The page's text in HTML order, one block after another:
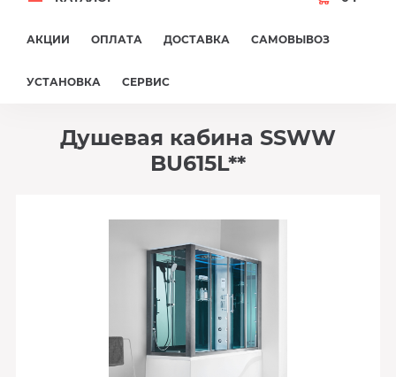
АКЦИИ ОПЛАТА ДОСТАВКА САМОВЫВОЗ
УСТАНОВКА СЕРВИС
Душевая кабина SSWW
BU615L**